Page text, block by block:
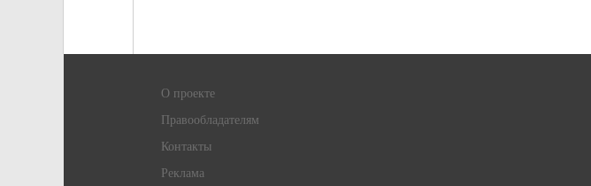
О проекте
Правообладателям
Контакты
Реклама